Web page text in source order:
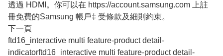
透過 HDMI。你可以在 https://account.samsung.com 上註
冊免費的Samsung 帳戶‡ 受條款及細則約束。
下一頁
ftd16_interactive multi feature-product detail-
indicatorftd16_interactive multi feature-product detail-